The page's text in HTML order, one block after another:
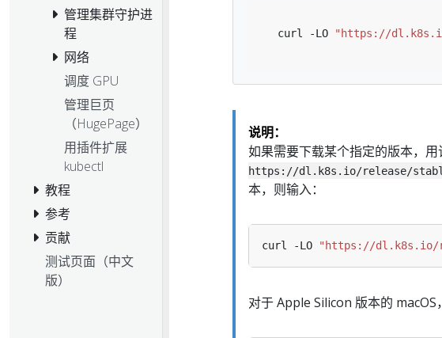
管理集群守护进
程
网络
调度 GPU
管理巨页
（HugePage）
用插件扩展
kubectl
教程
参考
贡献
测试页面（中文
版）
   curl -LO
"https://
说明：
如果需要下载某个指定的版本，用
https://dl.k8s.io/release/
本，则输入：
curl -LO "https://dl.k8s.io/
对于 Apple Silicon 版本的 macOS